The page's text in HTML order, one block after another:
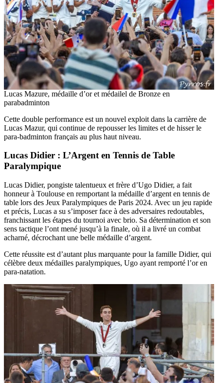
Lucas Mazure, médaille d’or et médailel de Bronze en
parabadminton
Cette double performance est un nouvel exploit dans la carrière de
Lucas Mazur, qui continue de repousser les limites et de hisser le
para-badminton français au plus haut niveau.
Lucas Didier : L’Argent en Tennis de Table
Paralympique
Lucas Didier, pongiste talentueux et frère d’Ugo Didier, a fait
honneur à Toulouse en remportant la médaille d’argent en tennis de
table lors des Jeux Paralympiques de Paris 2024. Avec un jeu rapide
et précis, Lucas a su s’imposer face à des adversaires redoutables,
franchissant les étapes du tournoi avec brio. Sa détermination et son
sens tactique l’ont mené jusqu’à la finale, où il a livré un combat
acharné, décrochant une belle médaille d’argent.
Cette réussite est d’autant plus marquante pour la famille Didier, qui
célèbre deux médailles paralympiques, Ugo ayant remporté l’or en
para-natation.